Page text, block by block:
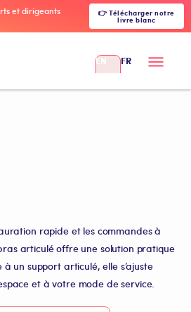
et dirigeants
👉 Télécharger notre
livre blanc
EN FR
rapide et les commandes à
articulé offre une solution pratique
un support articulé, elle s’ajuste
et à votre mode de service.